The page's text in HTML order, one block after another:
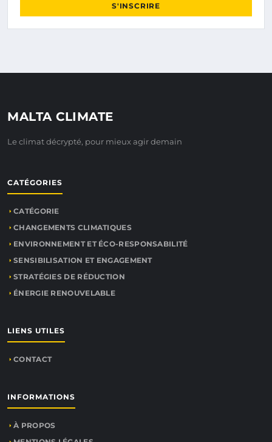
S'INSCRIRE
MALTA CLIMATE
Le climat décrypté, pour mieux agir demain
CATÉGORIES
CATÉGORIE
CHANGEMENTS CLIMATIQUES
ENVIRONNEMENT ET ÉCO-RESPONSABILITÉ
SENSIBILISATION ET ENGAGEMENT
STRATÉGIES DE RÉDUCTION
ÉNERGIE RENOUVELABLE
LIENS UTILES
CONTACT
INFORMATIONS
À PROPOS